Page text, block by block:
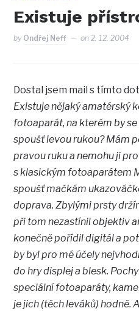
Existuje
by Ondřej Neff on2. 12. 2004
Dostal jsem mail s tímto
Existuje nějaký amatérský
fotoaparát, na kterém by
spoušť levou rukou? Mám
pravou ruku a nemohu ji
s klasickým fotoaparátem
spoušť mačkám
doprava. Zbylými prsty
při tom nezastínil objektiv
konečně pořídil digitál a
by byl pro mé účely
do hry displej a blesk.
speciální fotoaparáty,
je jich (těch leváků) hodně.